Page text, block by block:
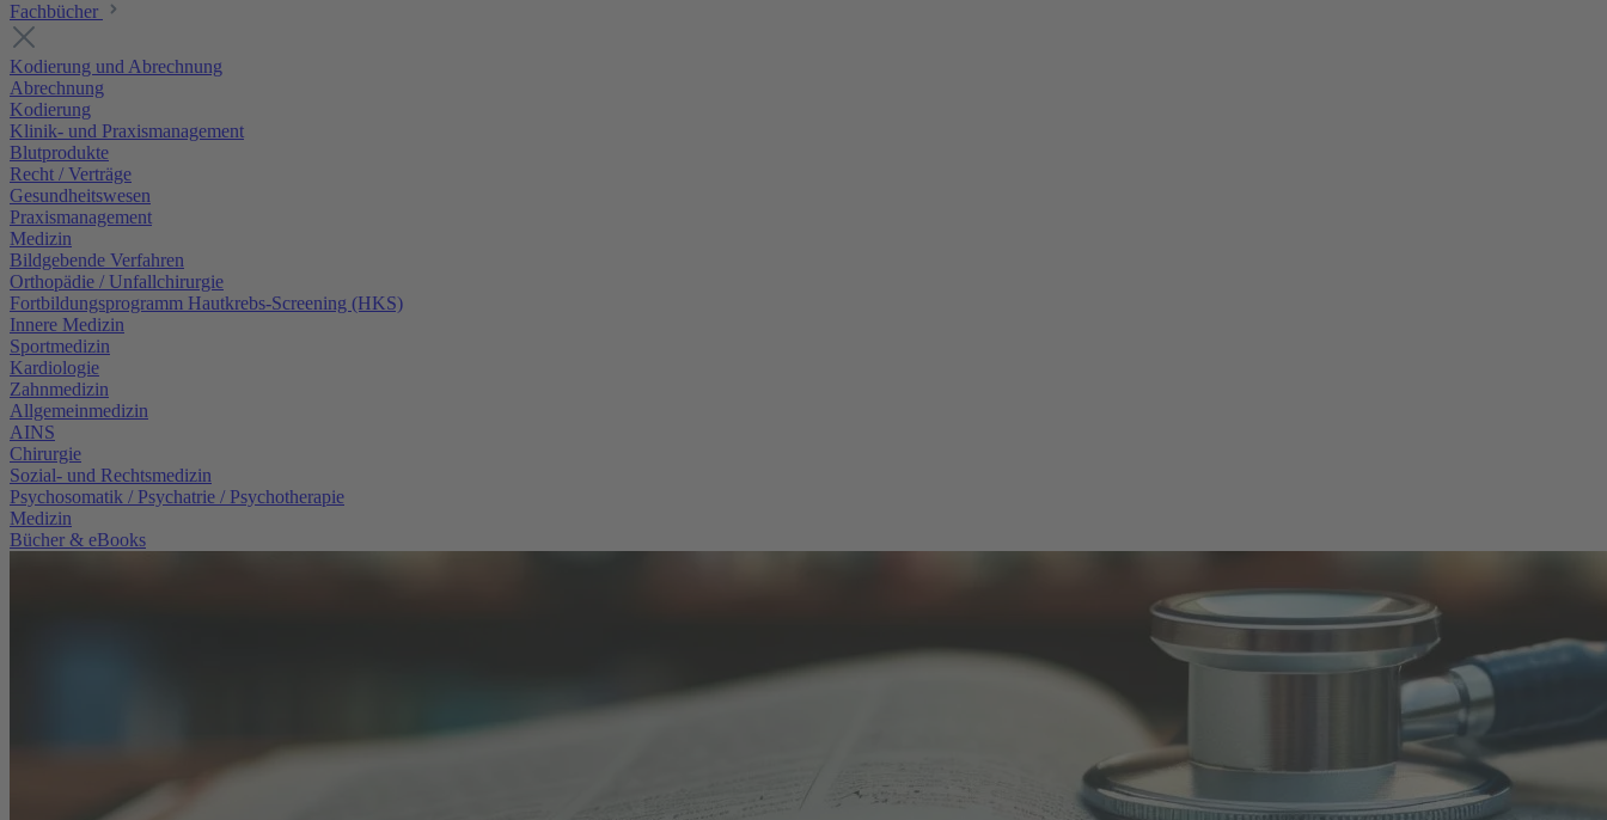
Fachbücher
Kodierung und Abrechnung
Abrechnung
Kodierung
Klinik- und Praxismanagement
Blutprodukte
Recht / Verträge
Gesundheitswesen
Praxismanagement
Medizin
Bildgebende Verfahren
Orthopädie / Unfallchirurgie
Fortbildungsprogramm Hautkrebs-Screening (HKS)
Innere Medizin
Sportmedizin
Kardiologie
Zahnmedizin
Allgemeinmedizin
AINS
Chirurgie
Sozial- und Rechtsmedizin
Psychosomatik / Psychatrie / Psychotherapie
Medizin
Bücher & eBooks